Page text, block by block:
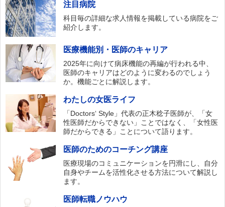
注目病院
科目毎の詳細な求人情報を掲載している病院をご
紹介します。
医療機能別・医師のキャリア
2025年に向けて病床機能の再編が行われる中、
医師のキャリアはどのように変わるのでしょう
か。機能ごとに解説します。
わたしの女医ライフ
「Doctors‘ Style」代表の正木稔子医師が、「女
性医師だからできない」ことではなく、「女性医
師だからできる」ことについて語ります。
医師のためのコーチング講座
医療現場のコミュニケーションを円滑にし、自分
自身やチームを活性化させる方法について解説し
ます。
医師転職ノウハウ